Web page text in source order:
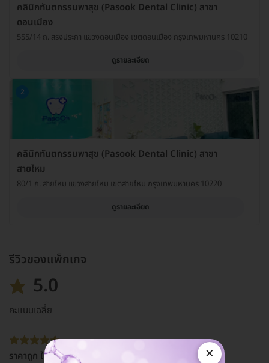
คลินิกทันตกรรมพาสุข (Pasook Dental Clinic) สาขา
ดอนเมือง
555/14 ถ. สรงประภา แขวงดอนเมือง เขตดอนเมือง กรุงเทพมหานคร 10210
ดูรายละเอียด
2
คลินิกทันตกรรมพาสุข (Pasook Dental Clinic) สาขา
สายไหม
80/1 ถ. สายไหม แขวงสายไหม เขตสายไหม กรุงเทพมหานคร 10220
ดูรายละเอียด
รีวิวของแพ็กเกจ
5.0
คะแนนเฉลี่ย
ราคาถูก ใกล้บ้าน แอดมินพูดเพราะ ×